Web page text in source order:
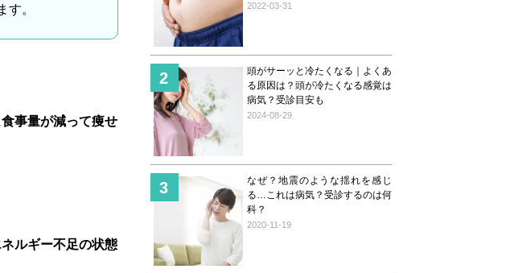
す。
食事量が減って痩せ
ネルギー不足の状態
2022-03-31
頭がサーッと冷たくなる｜よくあ
る原因は？頭が冷たくなる感覚は
病気？受診目安も
2024-08-29
なぜ？地震のような揺れを感じ
る…これは病気？受診するのは何
科？
2020-11-19